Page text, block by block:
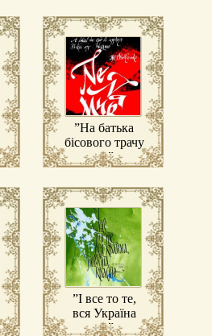
”На батька
бісового трачу
…”
”І все то те,
вся Україна
…”